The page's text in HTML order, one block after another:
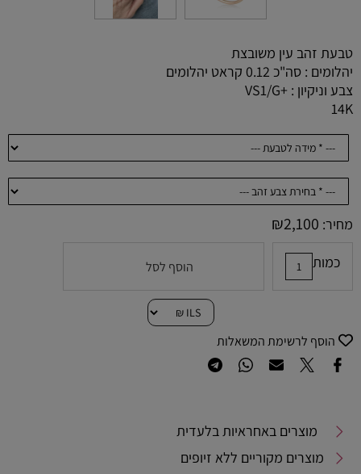
טבעת זהב עין משובצת
יהלומים : סה"כ 0.12 קראט יהלומים
צבע וניקיון : +VS1/G
14K
מחיר: ₪2,100
כמות הוסף לסל
הוסף לרשימת המשאלות
מוצרים באחראיות בלעדית
מוצרים מקוריים ללא זיופים